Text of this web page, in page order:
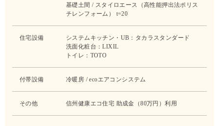
基礎土間 / スタイロエース（高性能押出法ポリス
チレンフォーム） t=20
住宅設備
システムキッチン・UB：タカラスタンダード
洗面化粧台：LIXIL
トイレ：TOTO
付帯設備 冷暖房 / ecoエアコンシステム
その他 信州健康エコ住宅 助成金（80万円）利用